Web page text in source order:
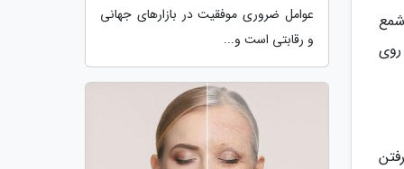
عوامل ضروری موفقیت در بازارهای جهانی
و رقابتی است و...